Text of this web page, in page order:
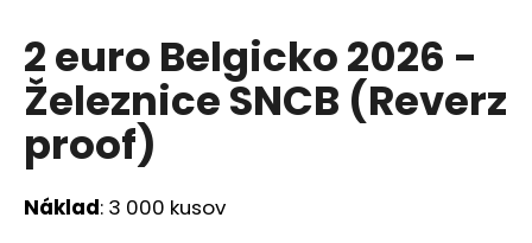
2 euro Belgicko 2026 -
Železnice SNCB (Reverz
proof)
Náklad: 3 000 kusov
j
s
ť
?